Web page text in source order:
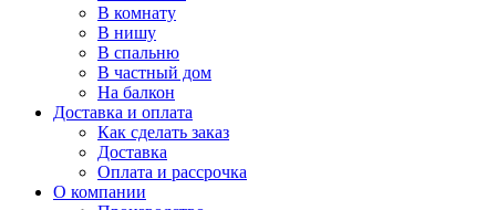
В комнату
В нишу
В спальню
В частный дом
На балкон
Доставка и оплата
Как сделать заказ
Доставка
Оплата и рассрочка
О компании